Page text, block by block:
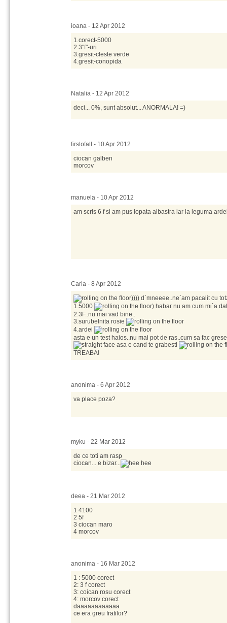
ioana - 12 Apr 2012
1.corect-5000
2.3"f"-uri
3.gresit-cleste verde
4.gresit-conopida
Natalia - 12 Apr 2012
deci... 0%, sunt absolut... ANORMALA! =)
firstofall - 10 Apr 2012
ciocan galben
morcov
manuela - 10 Apr 2012
am scris 6 f si am pus lopata albastra iar la leguma
Carla - 8 Apr 2012
)))) d`mneeee..ne`am pacalit cu
1.5000
) habar nu am cum mi`a
2.3F..nu mai vad bine..
3.surubelnita rosie
4.ardei
asta e un test haios..nu mai pot de ras..cum sa fac
asa e cand te grabesti
TREABA!
anonima - 6 Apr 2012
va place poza?
myku - 22 Mar 2012
de ce toti am rasp
ciocan... e bizar...
deea - 21 Mar 2012
1 4100
2 5f
3 ciocan maro
4 morcov
anonima - 16 Mar 2012
1 : 5000 corect
2: 3 f corect
3: coican rosu corect
4: morcov corect
daaaaaaaaaaaa
ce era greu fratilor?